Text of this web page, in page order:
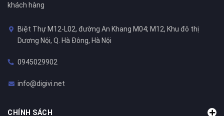
khách hàng
Biệt Thự M12-L02, đường An Khang M04; M12, Khu đô thị
Dương Nội, Q. Hà Đông, Hà Nội
0945029902
info@digivi.net
CHÍNH SÁCH